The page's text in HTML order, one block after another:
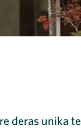
deras unika